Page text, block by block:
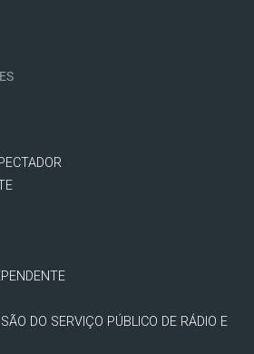
DO SERVIÇO PÚBLICO DE RÁDIO E